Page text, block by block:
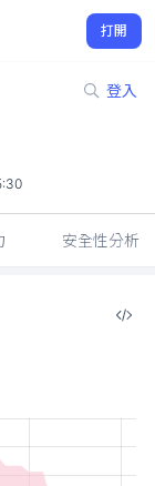
打開
登入
安全性分析